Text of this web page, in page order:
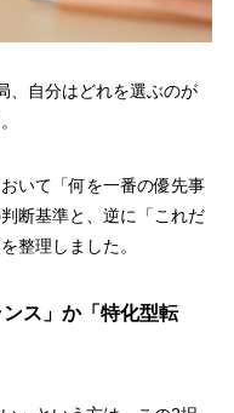
、自分はどれを選ぶのが
いて「何を一番の優先事
断基準と、逆に「これだ
整理しました。
ス」か「特化型転